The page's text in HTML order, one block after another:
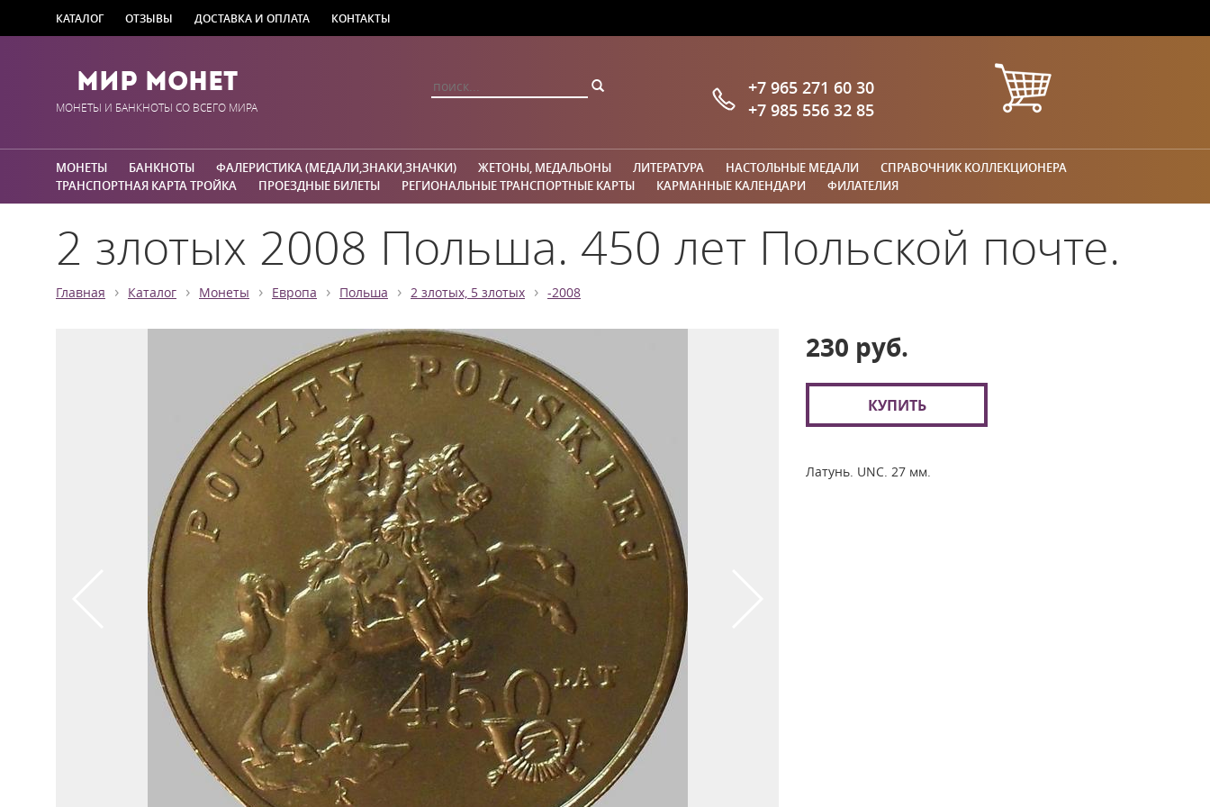
КАТАЛОГ ОТЗЫВЫ ДОСТАВКА И ОПЛАТА КОНТАКТЫ
Мир Монет
МОНЕТЫ И БАНКНОТЫ СО ВСЕГО МИРА
+7 965 271 60 30
+7 985 556 32 85
МОНЕТЫ БАНКНОТЫ ФАЛЕРИСТИКА (МЕДАЛИ,ЗНАКИ,ЗНАЧКИ) ЖЕТОНЫ, МЕДАЛЬОНЫ ЛИТЕРАТУРА НАСТОЛЬНЫЕ МЕДАЛИ
СПРАВОЧНИК КОЛЛЕКЦИОНЕРА
ТРАНСПОРТНАЯ КАРТА ТРОЙКА
ПРОЕЗДНЫЕ БИЛЕТЫ РЕГИОНАЛЬНЫЕ ТРАНСПОРТНЫЕ КАРТЫ КАРМАННЫЕ КАЛЕНДАРИ ФИЛАТЕЛИЯ
2 злотых 2008 Польша. 450 лет Польской почте.
Главная › Каталог › Монеты › Европа › Польша › 2 злотых, 5 злотых › -2008
230 руб.
КУПИТЬ
Латунь. UNC. 27 мм.